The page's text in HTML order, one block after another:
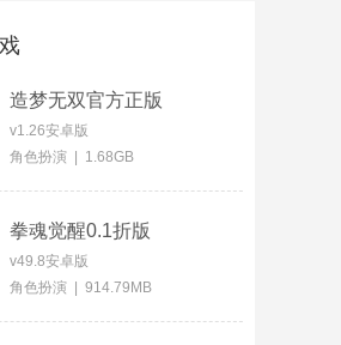
造梦无双官方正版
v1.26安卓版
角色扮演 | 1.68GB
拳魂觉醒0.1折版
v49.8安卓版
角色扮演 | 914.79MB